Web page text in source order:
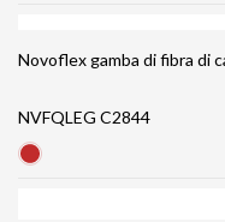
Novoflex gamba di fibra di
NVFQLEG C2844